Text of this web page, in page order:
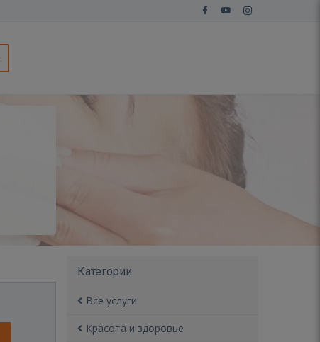
Категории
Все услуги
Красота и здоровье